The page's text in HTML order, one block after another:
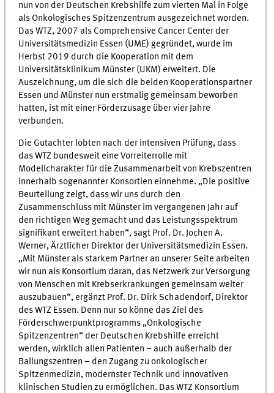
nun von der Deutschen Krebshilfe zum vierten Mal in Folge
als Onkologisches Spitzenzentrum ausgezeichnet worden.
Das WTZ, 2007 als Comprehensive Cancer Center der
Universitätsmedizin Essen (UME) gegründet, wurde im
Herbst 2019 durch die Kooperation mit dem
Universitätsklinikum Münster (UKM) erweitert. Die
Auszeichnung, um die sich die beiden Kooperationspartner
Essen und Münster nun erstmalig gemeinsam beworben
hatten, ist mit einer Förderzusage über vier Jahre
verbunden.
Die Gutachter lobten nach der intensiven Prüfung, dass
das WTZ bundesweit eine Vorreiterrolle mit
Modellcharakter für die Zusammenarbeit von Krebszentren
innerhalb sogenannter Konsortien einnehme. „Die positive
Beurteilung zeigt, dass wir uns durch den
Zusammenschluss mit Münster im vergangenen Jahr auf
den richtigen Weg gemacht und das Leistungsspektrum
signifikant erweitert haben“, sagt Prof. Dr. Jochen A.
Werner, Ärztlicher Direktor der Universitätsmedizin Essen.
„Mit Münster als starkem Partner an unserer Seite arbeiten
wir nun als Konsortium daran, das Netzwerk zur Versorgung
von Menschen mit Krebserkrankungen gemeinsam weiter
auszubauen“, ergänzt Prof. Dr. Dirk Schadendorf, Direktor
des WTZ Essen. Denn nur so könne das Ziel des
Förderschwerpunktprogramms „Onkologische
Spitzenzentren“ der Deutschen Krebshilfe erreicht
werden, wirklich allen Patienten – auch außerhalb der
Ballungszentren – den Zugang zu onkologischer
Spitzenmedizin, modernster Technik und innovativen
klinischen Studien zu ermöglichen. Das WTZ Konsortium